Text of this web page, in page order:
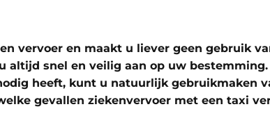
vervoer en maakt u liever geen gebruik
snel en veilig aan op uw
heeft, kunt u natuurlijk gebruikmaken
gevallen ziekenvervoer met een taxi